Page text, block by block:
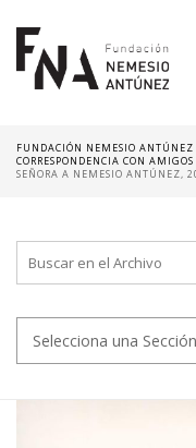
FUNDACIÓN NEMESIO ANTÚNEZ
CORRESPONDENCIA CON AMIGOS
SEÑORA A NEMESIO ANTÚNEZ,